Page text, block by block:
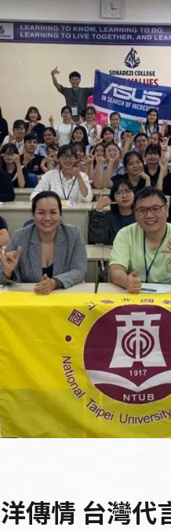
傳情 台灣代